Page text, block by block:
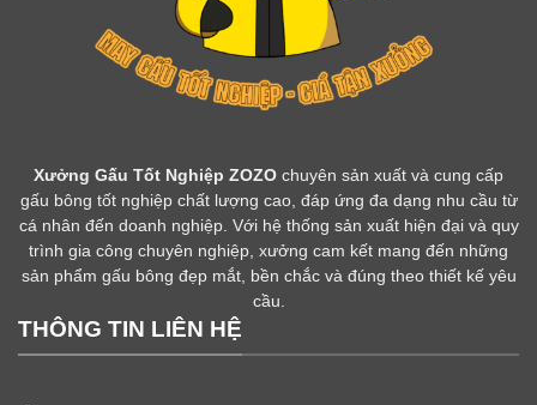
Xưởng Gấu Tốt Nghiệp ZOZO chuyên sản xuất và cung cấp
gấu bông tốt nghiệp chất lượng cao, đáp ứng đa dạng nhu cầu từ
cá nhân đến doanh nghiệp. Với hệ thống sản xuất hiện đại và quy
trình gia công chuyên nghiệp, xưởng cam kết mang đến những
sản phẩm gấu bông đẹp mắt, bền chắc và đúng theo thiết kế yêu
cầu.
THÔNG TIN LIÊN HỆ